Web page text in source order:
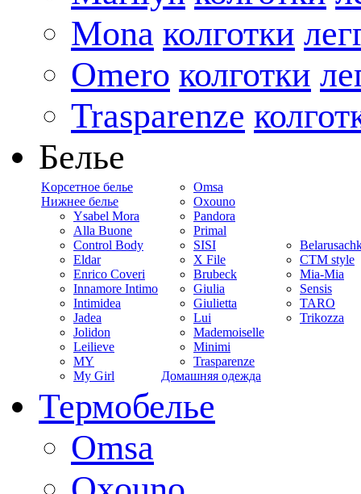
Mona колготки
Omero колготки
Trasparenze
Белье
Kорсетное белье
Нижнее белье
Ysabel Mora
Alla Buone
Control Body
Eldar
Enrico Coveri
Innamore Intimo
Intimidea
Jadea
Jolidon
Leilieve
MY
My Girl
Omsa
Oxouno
Pandora
Primal
SISI
X File
Brubeck
Giulia
Giulietta
Lui
Mademoiselle
Minimi
Trasparenze
Домашняя одежда
CTM style
Mia-Mia
Sensis
TARO
Trikozza
Термобелье
Omsa